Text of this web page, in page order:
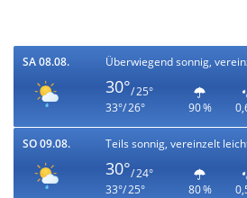
SA 08.08. Überwiegend sonnig,
30°/ 25°
33°/ 26°
90 %
SO 09.08. Teils sonnig, vereinzelt
30°/ 24°
33°/ 25°
80 %